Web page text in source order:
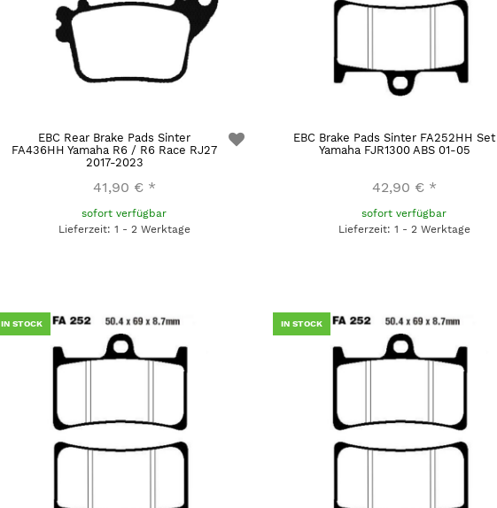
EBC Rear Brake Pads Sinter
FA436HH Yamaha R6 / R6 Race RJ27
2017-2023
41,90 € *
sofort verfügbar
Lieferzeit: 1 - 2 Werktage
EBC Brake Pads Sinter FA252HH Set
Yamaha FJR1300 ABS 01-05
42,90 € *
sofort verfügbar
Lieferzeit: 1 - 2 Werktage
IN STOCK IN STOCK